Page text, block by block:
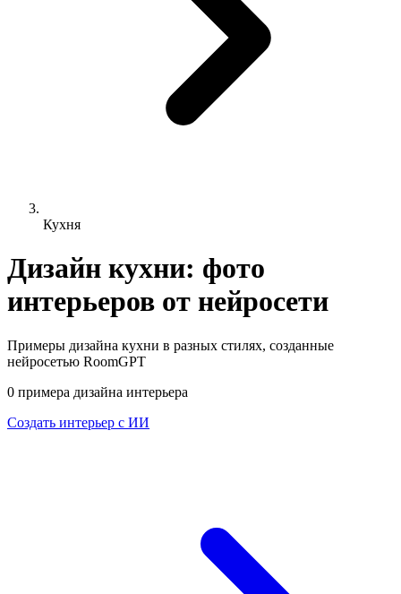
Кухня
Дизайн кухни: фото
интерьеров от нейросети
Примеры дизайна кухни в разных стилях, созданные
нейросетью RoomGPT
0 примера дизайна интерьера
Создать интерьер с ИИ